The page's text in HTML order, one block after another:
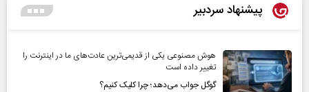
پیشنهاد سردبیر
هوش مصنوعی یکی از قدیمی‌ترین عادت‌های ما در اینترنت را
تغییر داده است
گوگل جواب می‌دهد؛ چرا کلیک کنیم؟